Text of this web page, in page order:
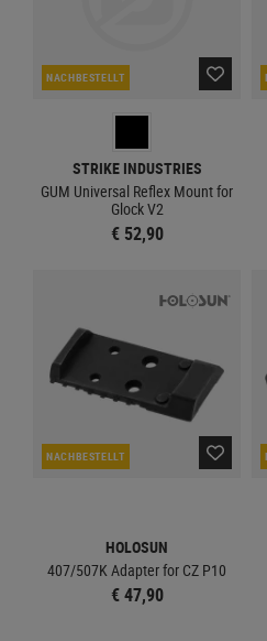
NACHBESTELLT
STRIKE INDUSTRIES
GUM Universal Reflex Mount for
Glock V2
€ 52,90
NACHBESTELLT
HOLOSUN
407/507K Adapter for CZ P10
€ 47,90